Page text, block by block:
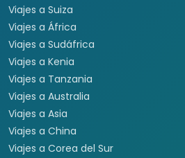
Viajes a Suiza
Viajes a África
Viajes a Sudáfrica
Viajes a Kenia
Viajes a Tanzania
Viajes a Australia
Viajes a Asia
Viajes a China
Viajes a Corea del Sur